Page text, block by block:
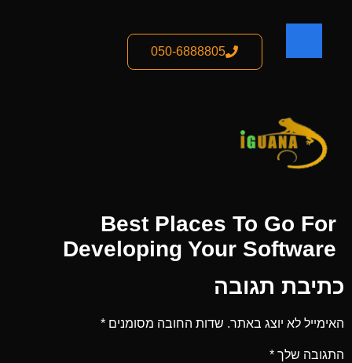
050-6888805
Best Places To Go For
Developing Your Software
כתיבת תגובה
האימייל לא יוצג באתר. שדות החובה מסומנים *
התגובה שלך *